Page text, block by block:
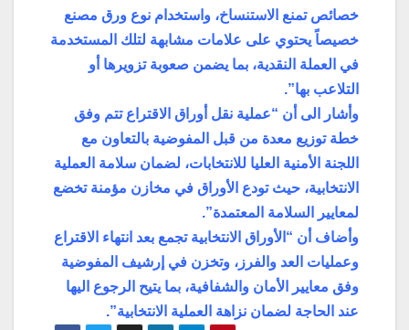
خصائص تمنع الاستنساخ، واستخدام نوع ورق مصنع
خصيصاً يحتوي على علامات مشابهة لتلك المستخدمة
في العملة النقدية، بما يضمن صعوبة تزويرها أو
التلاعب بها”.
وأشار الى أن “عملية نقل أوراق الاقتراع تتم وفق
خطة توزيع معدة من قبل المفوضية بالتعاون مع
اللجنة الأمنية العليا للانتخابات، لضمان سلامة العملية
الانتخابية، حيث تودع الأوراق في مخازن مؤمنة تخضع
لمعايير السلامة المعتمدة”.
وأضاف أن “الأوراق الانتخابية تجمع بعد انتهاء الاقتراع
وعمليات العد والفرز، وتخزن في إرشيف المفوضية
وفق معايير الأمان والشفافية، بما يتيح الرجوع اليها
عند الحاجة لضمان نزاهة العملية الانتخابية”.